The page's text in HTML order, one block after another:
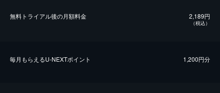
無料トライアル後の⽉額料金 2,189円
（税込）
毎⽉もらえるU-NEXTポイント 1,200円分